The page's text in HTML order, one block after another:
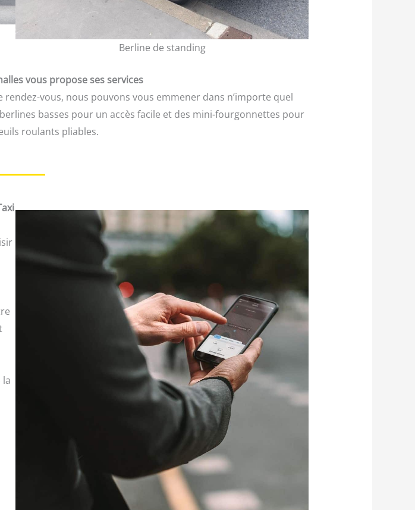
Berline de standing
vous propose ses services
vous, nous pouvons vous emmener dans n’importe quel
basses pour un accès facile et des mini-fourgonnettes pour
roulants pliables.
la